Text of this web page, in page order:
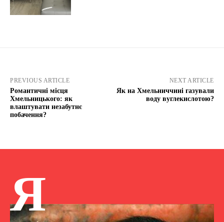
PREVIOUS ARTICLE
Романтичні місця
Хмельницького: як
влаштувати незабутнє
побачення?
NEXT ARTICLE
Як на Хмельниччині газували
воду вуглекислотою?
Я